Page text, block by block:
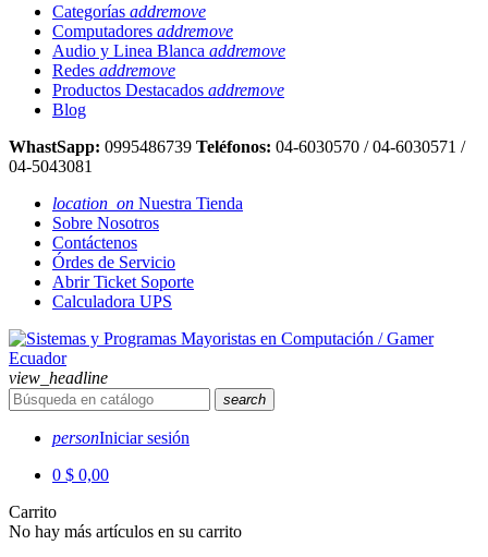
Categorías addremove
Computadores addremove
Audio y Linea Blanca addremove
Redes addremove
Productos Destacados addremove
Blog
WhastSapp: 0995486739 Teléfonos: 04-6030570 / 04-6030571 /
04-5043081
location_on Nuestra Tienda
Sobre Nosotros
Contáctenos
Órdes de Servicio
Abrir Ticket Soporte
Calculadora UPS
view_headline
search
personIniciar sesión
0 $ 0,00
Carrito
No hay más artículos en su carrito